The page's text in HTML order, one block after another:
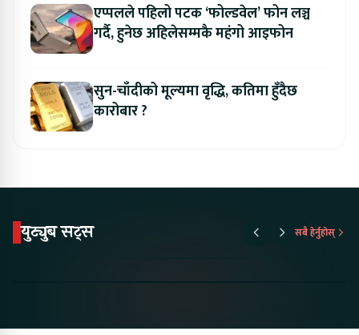
एप्पलले पहिलो पटक ‘फोल्डवेल’ फोन लञ्च
गर्दै, हुनेछ अहिलेसम्मकै महंगो आइफोन
सुन-चाँदीको मूल्यमा वृद्धि, कतिमा हुँदैछ
कारोबार ?
युट्युब सट्स सबै हेर्नुहोस्